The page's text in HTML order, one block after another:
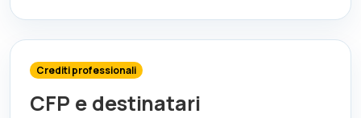
Crediti professionali
CFP e destinatari